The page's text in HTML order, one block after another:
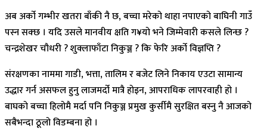
अब अर्को गम्भीर खतरा बाँकी नै छ, बच्चा मरेको थाहा नपाएको बाघिनी गाउँ
पस्न सक्छ । यदि उसले मानवीय क्षति ग¥यो भने जिम्मेवारी कसले लिन्छ ?
चन्द्रशेखर चौधरी ? शुक्लाफाँटा निकुञ्ज ? कि फेरि अर्को विज्ञप्ति ?
संरक्षणका नाममा गाडी, भत्ता, तालिम र बजेट लिने निकाय एउटा सामान्य
उद्धार गर्न असफल हुनु लाजमर्दो मात्रै होइन, आपराधिक लापरवाही हो ।
बाघको बच्चा हिलोमै मर्दा पनि निकुञ्ज प्रमुख कुर्सीमै सुरक्षित बस्नु नै आजको
सबैभन्दा ठूलो विडम्बना हो ।